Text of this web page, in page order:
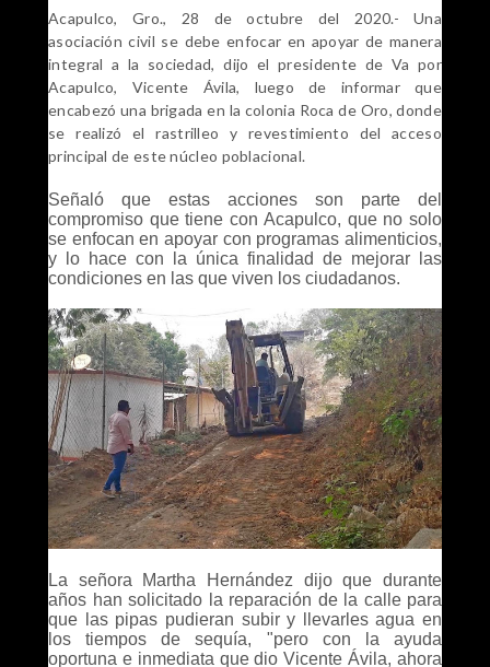
Acapulco, Gro., 28 de octubre del 2020.- Una
asociación civil se debe enfocar en apoyar de manera
integral a la sociedad, dijo el presidente de Va por
Acapulco, Vicente Ávila, luego de informar que
encabezó una brigada en la colonia Roca de Oro, donde
se realizó el rastrilleo y revestimiento del acceso
principal de este núcleo poblacional.
Señaló que estas acciones son parte del
compromiso que tiene con Acapulco, que no solo
se enfocan en apoyar con programas alimenticios,
y lo hace con la única finalidad de mejorar las
condiciones en las que viven los ciudadanos.
La señora Martha Hernández dijo que durante
años han solicitado la reparación de la calle para
que las pipas pudieran subir y llevarles agua en
los tiempos de sequía, "pero con la ayuda
oportuna e inmediata que dio Vicente Ávila, ahora